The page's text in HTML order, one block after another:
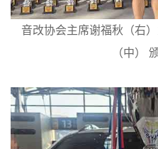
音改协会主席谢福秋（右
（中）